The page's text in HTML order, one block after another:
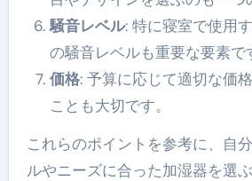
騒音レベル: 特に寝室で使用
の騒音レベルも重要な要素で
価格: 予算に応じて適切な価
ことも大切です。
これらのポイントを参考に、自
ルやニーズに合った加湿器を選